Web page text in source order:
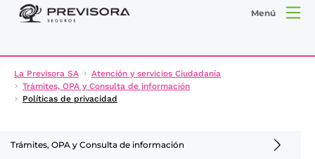
Menú
La Previsora SA
Atención y servicios Ciudadanía
Trámites, OPA y Consulta de información
Políticas de privacidad
Trámites, OPA y Consulta de información